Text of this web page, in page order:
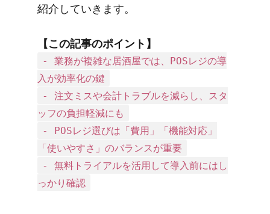
紹介していきます。
【この​記事の​ポイント】
- 業務が複雑な居酒屋では、​POSレジの​導
入が​効率化の​鍵
- 注文ミスや会計トラブルを減らし、スタ
ッフの負担軽減にも
- POSレジ選びは「費用」「機能対応」
「使いやすさ」のバランスが重要
- 無料トライアルを活用して導入前にはし
っかり確認